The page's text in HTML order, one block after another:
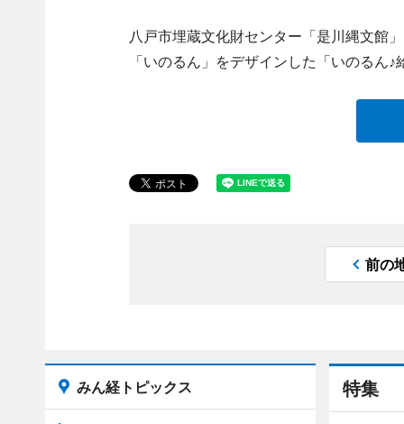
八戸市埋蔵文化財センター「是川縄文館
「いのるん」をデザインした「いのるん
前の
特集
みん経トピックス